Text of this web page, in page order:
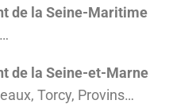
de la Seine-Maritime
de la Seine-et-Marne
Torcy, Provins…